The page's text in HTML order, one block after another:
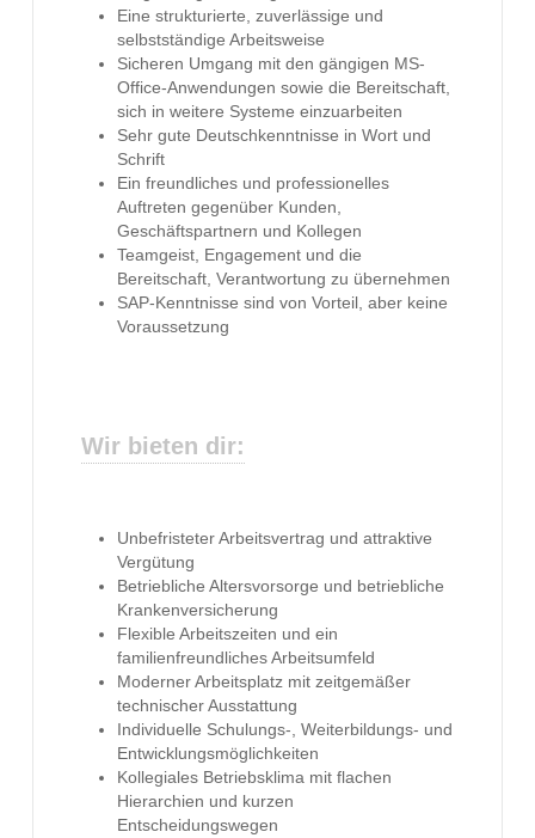
Eine strukturierte, zuverlässige und
selbstständige Arbeitsweise
Sicheren Umgang mit den gängigen MS-
Office-Anwendungen sowie die Bereitschaft,
sich in weitere Systeme einzuarbeiten
Sehr gute Deutschkenntnisse in Wort und
Schrift
Ein freundliches und professionelles
Auftreten gegenüber Kunden,
Geschäftspartnern und Kollegen
Teamgeist, Engagement und die
Bereitschaft, Verantwortung zu übernehmen
SAP-Kenntnisse sind von Vorteil, aber keine
Voraussetzung
Wir bieten dir:
Unbefristeter Arbeitsvertrag und attraktive
Vergütung
Betriebliche Altersvorsorge und betriebliche
Krankenversicherung
Flexible Arbeitszeiten und ein
familienfreundliches Arbeitsumfeld
Moderner Arbeitsplatz mit zeitgemäßer
technischer Ausstattung
Individuelle Schulungs-, Weiterbildungs- und
Entwicklungsmöglichkeiten
Kollegiales Betriebsklima mit flachen
Hierarchien und kurzen
Entscheidungswegen